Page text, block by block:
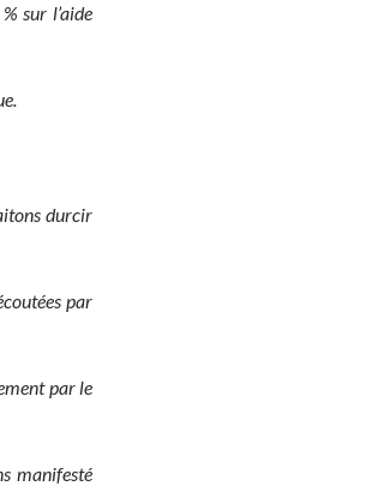
sur l’aide
durcir
par
par le
manifesté